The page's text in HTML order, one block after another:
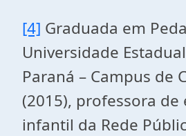
[4] Graduada em
Universidade
Paraná – Campus de
(2015), professora de
infantil da Rede